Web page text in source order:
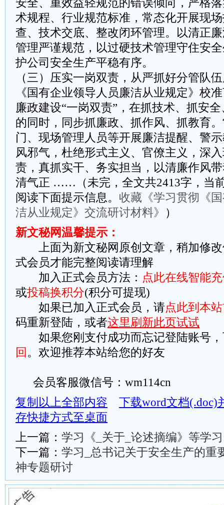
安全、重效益轻规范的错误倾向，严格
术规程、行业规范标准，常态化开展现
查、技术交底、整改闭环管理。以清正
管理严谨规范，以过硬技术管理守住安
护公司安全生产平稳有序。
（三）压实一岗双责，从严抓好分管队
《国有企业领导人员廉洁从业规定》校
廉政建设“一岗双责”，在抓技术、抓安
的同时，同步抓廉政、抓作风、抓教育
门、现场管理人员等开展廉洁提醒、警
风邪气，杜绝形式主义、官僚主义，深
责，真抓实干、务实担当，以清廉作风
清气正 ……（未完，全文共2413字，当
阅读下面提示信息。 收藏《学习贯彻《
洁从业规定》交流研讨材料》
）
新文秘网温馨提示：
上面为新文秘网原创文章，稍加修改
式会员才能完整阅读请理解
加入正式会员方法： 点此在线智能
或投稿换积分(积分可提现)
如果已加入正式会员，请点此到本
码重新登陆，或者这里刷新此页试试
如果您刚支付成功而忘记登陆账号，
回 。欢迎推荐本站给您的好友
会员客服微信号：wm114cn
复制以上全部内容
下载word文档(.doc)
存快捷方式至桌面
上一篇： 学习《_关于_论述摘编》等学
下一篇： 学习_总书记关于安全生产的重
神专题研讨